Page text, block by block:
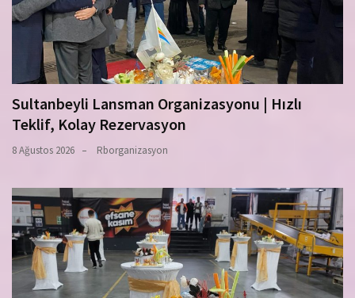
Sultanbeyli Lansman Organizasyonu | Hızlı
Teklif, Kolay Rezervasyon
8 Ağustos 2026 Rborganizasyon